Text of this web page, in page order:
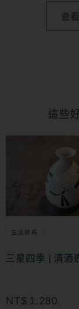
查
這些
生活道具
三星四季 | 清酒
NT$ 1,280